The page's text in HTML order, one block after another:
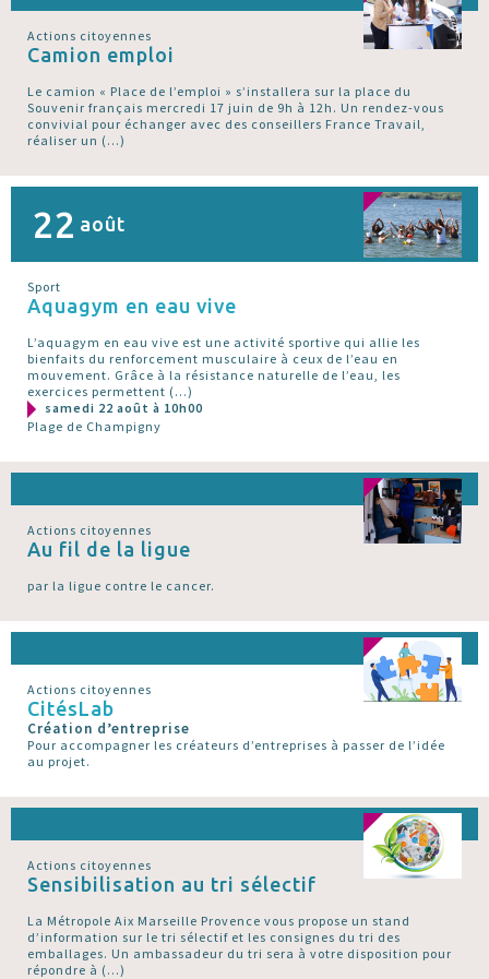
Actions citoyennes
Camion emploi
Le camion « Place de l’emploi » s’installera sur la place du
Souvenir français mercredi 17 juin de 9h à 12h. Un rendez-vous
convivial pour échanger avec des conseillers France Travail,
réaliser un (…)
22 août
Sport
Aquagym en eau vive
L’aquagym en eau vive est une activité sportive qui allie les
bienfaits du renforcement musculaire à ceux de l’eau en
mouvement. Grâce à la résistance naturelle de l’eau, les
exercices permettent (…)
samedi 22 août à 10h00
Plage de Champigny
Actions citoyennes
Au fil de la ligue
par la ligue contre le cancer.
Actions citoyennes
CitésLab
Création d’entreprise
Pour accompagner les créateurs d’entreprises à passer de l’idée
au projet.
Actions citoyennes
Sensibilisation au tri sélectif
La Métropole Aix Marseille Provence vous propose un stand
d’information sur le tri sélectif et les consignes du tri des
emballages. Un ambassadeur du tri sera à votre disposition pour
répondre à (…)